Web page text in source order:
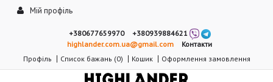
Мій профіль
+380677659970
+380939884621
highlander.com.ua@gmail.com
Контакти
Профіль
Список бажань (0) Кошик Оформлення замовлення